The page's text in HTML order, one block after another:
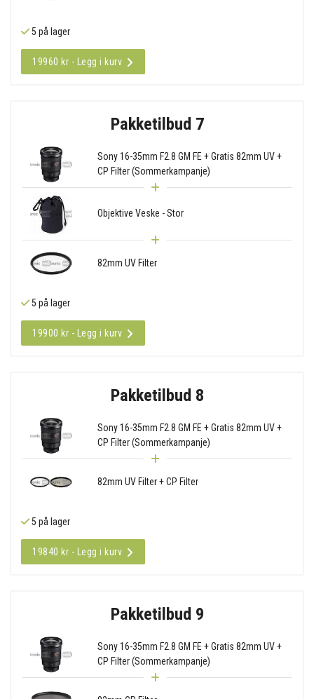
5 på lager
19960 kr - Legg i kurv
Pakketilbud 7
Sony 16-35mm F2.8 GM FE + Gratis 82mm UV +
CP Filter (Sommerkampanje)
Objektive Veske - Stor
82mm UV Filter
5 på lager
19900 kr - Legg i kurv
Pakketilbud 8
Sony 16-35mm F2.8 GM FE + Gratis 82mm UV +
CP Filter (Sommerkampanje)
82mm UV Filter + CP Filter
5 på lager
19840 kr - Legg i kurv
Pakketilbud 9
Sony 16-35mm F2.8 GM FE + Gratis 82mm UV +
CP Filter (Sommerkampanje)